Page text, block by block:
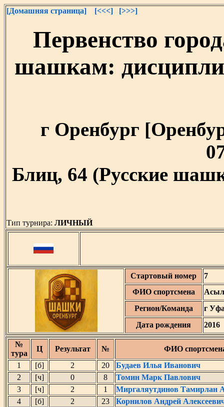
[Домашняя страница] [<<<] [>>>]
Первенство
шашкам:
г Оренбург
Блиц, 64 (Русские
Тип турнира: ЛИЧНЫЙ
Стартовый номер
7
ФИО спортсмена
Регион/Команда
г
Дата рождения
2016
№
тура
Ц Результат №
ФИО
1
[б] 2 20
Будаев Илья Иванович
2
[ч] 0 8
Томин Марк Павлович
3
[ч] 2 1
Миргаляутдинов Тамирлан
4
[б] 2 23
Корнилов Андрей